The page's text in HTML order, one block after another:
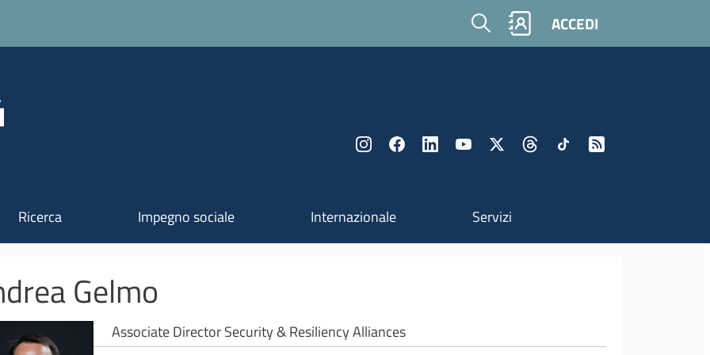
Cerca ACCEDI
Ricerca Impegno sociale Internazionale Servizi
Gelmo
Associate Director Security & Resiliency Alliances